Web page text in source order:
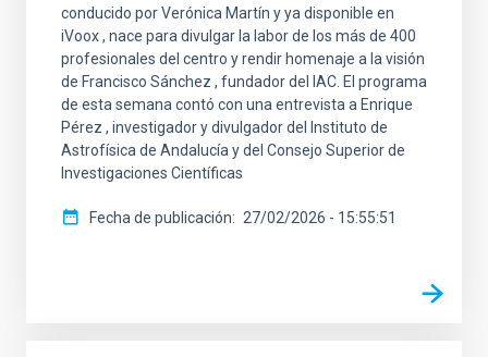
conducido por Verónica Martín y ya disponible en
iVoox , nace para divulgar la labor de los más de 400
profesionales del centro y rendir homenaje a la visión
de Francisco Sánchez , fundador del IAC. El programa
de esta semana contó con una entrevista a Enrique
Pérez , investigador y divulgador del Instituto de
Astrofísica de Andalucía y del Consejo Superior de
Investigaciones Científicas
Fecha de publicación 27/02/2026 - 15:55:51